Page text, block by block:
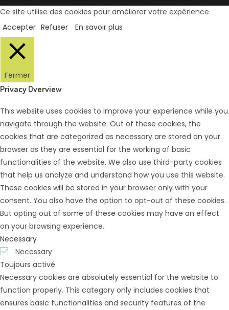
Ce site utilise des cookies pour améliorer votre expérience.
Accepter Refuser En savoir plus
Fermer
Privacy Overview
This website uses cookies to improve your experience while you
navigate through the website. Out of these cookies, the
cookies that are categorized as necessary are stored on your
browser as they are essential for the working of basic
functionalities of the website. We also use third-party cookies
that help us analyze and understand how you use this website.
These cookies will be stored in your browser only with your
consent. You also have the option to opt-out of these cookies.
But opting out of some of these cookies may have an effect
on your browsing experience.
Necessary
Necessary
Toujours activé
Necessary cookies are absolutely essential for the website to
function properly. This category only includes cookies that
ensures basic functionalities and security features of the